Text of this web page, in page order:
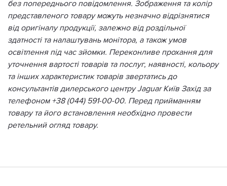
без попереднього повідомлення. Зображення та колір
представленого товару можуть незначно відрізнятися
від оригіналу продукції, залежно від роздільної
здатності та налаштувань монітора, а також умов
освітлення під час зйомки. Переконливе прохання для
уточнення вартості товарів та послуг, наявності, кольору
та інших характеристик товарів звертатись до
консультантів дилерського центру Jaguar Київ Захід за
телефоном +38 (044) 591-00-00. Перед прийманням
товару та його встановлення необхідно провести
ретельний огляд товару.